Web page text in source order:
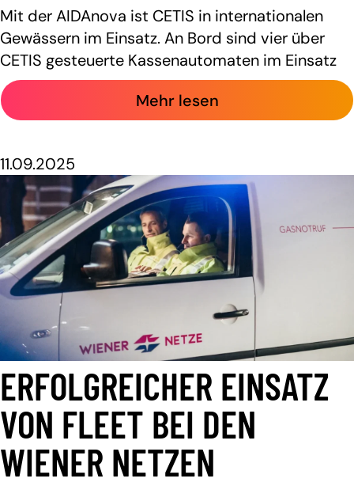
Mit der AIDAnova ist CETIS in internationalen
Gewässern im Einsatz. An Bord sind vier über
CETIS gesteuerte Kassenautomaten im Einsatz
Mehr lesen
11.09.2025
ERFOLGREICHER EINSATZ
VON FLEET BEI DEN
WIENER NETZEN